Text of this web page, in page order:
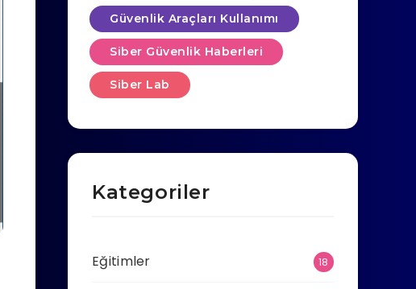
Güvenlik Araçları Kullanımı
Siber Güvenlik Haberleri
Siber Lab
Kategoriler
Eğitimler 18